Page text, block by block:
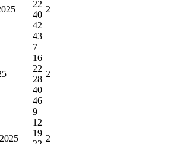
22
40
42
43
2
7
16
22
28
40
46
2
9
12
19
2